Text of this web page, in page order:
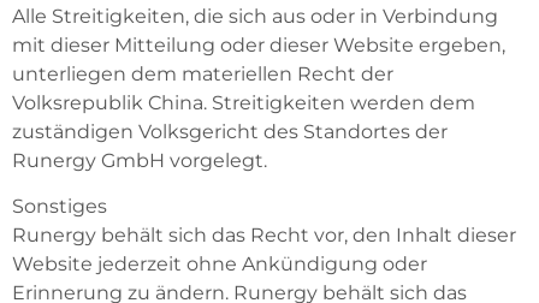
Alle Streitigkeiten, die sich aus oder in Verbindung
mit dieser Mitteilung oder dieser Website ergeben,
unterliegen dem materiellen Recht der
Volksrepublik China. Streitigkeiten werden dem
zuständigen Volksgericht des Standortes der
Runergy GmbH vorgelegt.
Sonstiges
Runergy behält sich das Recht vor, den Inhalt dieser
Website jederzeit ohne Ankündigung oder
Erinnerung zu ändern. Runergy behält sich das